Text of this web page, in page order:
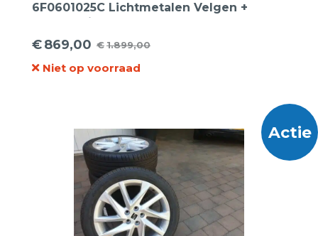
6F0601025C Lichtmetalen Velgen +
Vredestein 215 45 17 zomerband
€1.899,00
Oorspronkelijke
prijs
€869,00
Huidige
prijs
Niet op voorraad
Actie